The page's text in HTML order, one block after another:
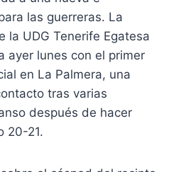
las guerreras. La
la UDG Tenerife Egatesa
ayer lunes con el primer
en La Palmera, una
tras varias
después de hacer
20-21.